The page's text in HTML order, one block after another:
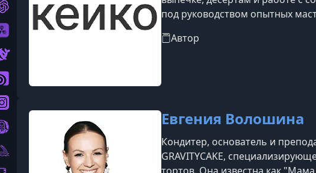
под руководством опытных
сообществ в своей нише, где
Автор
Евгения Волошина
Кондитер, основатель и
GRAVITYCAKE,